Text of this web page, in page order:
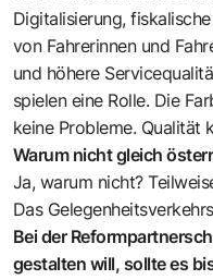
Digitalisierung,
von Fahrerinnen und
und höhere
spielen eine Rolle. Die
keine Probleme. Qualität
Warum nicht gleich
Ja, warum nicht?
Das
Bei der
gestalten will, sollte es